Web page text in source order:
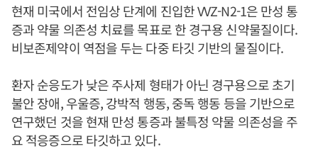
현재 미국에서 전임상 단계에 진입한 VVZ-N2-1은 만성 통
증과 약물 의존성 치료를 목표로 한 경구용 신약물질이다.
비보존제약이 역점을 두는 다중 타깃 기반의 물질이다.
환자 순응도가 낮은 주사제 형태가 아닌 경구용으로 초기
불안 장애, 우울증, 강박적 행동, 중독 행동 등을 기반으로
연구했던 것을 현재 만성 통증과 불특정 약물 의존성을 주
요 적응증으로 타깃하고 있다.